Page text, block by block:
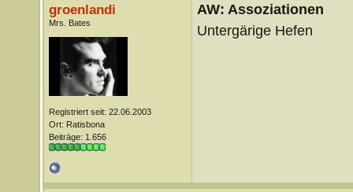
groenlandi
Mrs. Bates
Registriert seit: 22.06.2003
Ort: Ratisbona
Beiträge: 1.656
AW: Assoziationen
Untergärige Hefen